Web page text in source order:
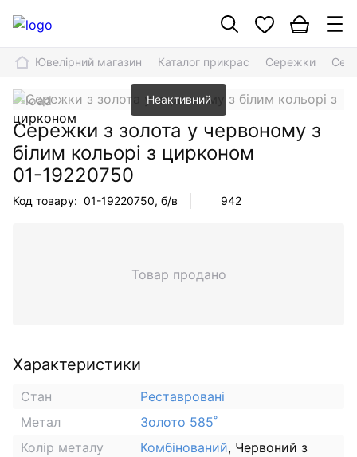
Ювелірний магазин Каталог прикрас Сережки
Неактивний
Сережки з золота у червоному з
білим кольорі з цирконом
01-19220750
Код товару: 01-19220750, б/в 942
Товар продано
Характеристики
Стан
Реставровані
Метал
Золото 585˚
Колір металу
Комбінований, Червоний з